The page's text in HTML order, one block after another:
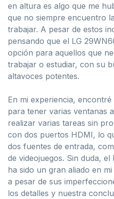
en altura es algo que me
que no siempre encuentro
trabajar. A pesar de estos
pensando que el LG
opción para aquellos que
trabajar o estudiar, con su
altavoces potentes.
En mi experiencia,
para tener varias ventanas
realizar varias tareas sin
con dos puertos HDMI, lo
dos fuentes de entrada,
de videojuegos. Sin duda,
ha sido un gran aliado en
a pesar de sus
los detalles y nuestra